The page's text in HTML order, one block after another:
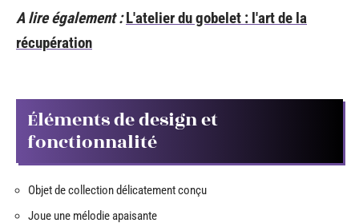
A lire également : L'atelier du gobelet : l'art de la
récupération
Éléments de design et
fonctionnalité
Objet de collection délicatement conçu
Joue une mélodie apaisante